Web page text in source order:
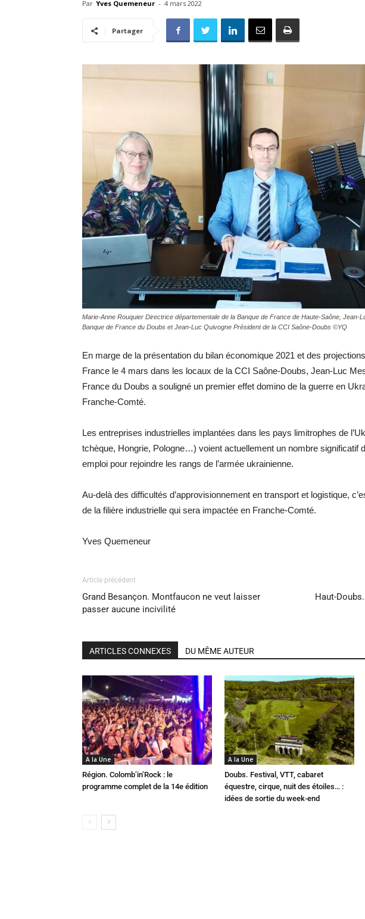
Par Yves Quemeneur - 4 mars 2022
Partager
Marie-Anne Rouquier Directrice départementale de la Banque de France de Haute-Saône, Jean-
Banque de France du Doubs et Jean-Luc Quivogne Président de la CCI Saône-Doubs ©YQ
En marge de la présentation du bilan économique 2021 et des
France le 4 mars dans les locaux de la CCI Saône-Doubs, Jean-Luc
France du Doubs a souligné un premier effet domino de la guerre en
Franche-Comté.
Les entreprises industrielles implantées dans les pays limitrophes de
tchèque, Hongrie, Pologne…) voient actuellement un nombre significatif
emploi pour rejoindre les rangs de l’armée ukrainienne.
Au-delà des difficultés d’approvisionnement en transport et logistique,
de la filière industrielle qui sera impactée en Franche-Comté.
Yves Quemeneur
Article précédent
Grand Besançon. Montfaucon ne veut laisser
passer aucune incivilité
Haut-
ARTICLES CONNEXES DU MÊME AUTEUR
A la Une
Région. Colomb’in’Rock : le
programme complet de la 14e édition
A la Une
Doubs. Festival, VTT, cabaret
équestre, cirque, nuit des étoiles… :
idées de sortie du week-end